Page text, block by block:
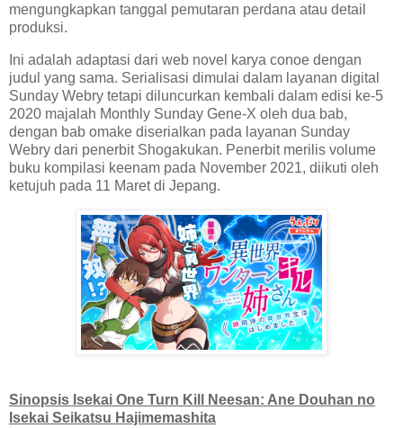
mengungkapkan tanggal pemutaran perdana atau detail
produksi.
Ini adalah adaptasi dari web novel karya conoe dengan
judul yang sama. Serialisasi dimulai dalam layanan digital
Sunday Webry tetapi diluncurkan kembali dalam edisi ke-5
2020 majalah Monthly Sunday Gene-X oleh dua bab,
dengan bab omake diserialkan pada layanan Sunday
Webry dari penerbit Shogakukan. Penerbit merilis volume
buku kompilasi keenam pada November 2021, diikuti oleh
ketujuh pada 11 Maret di Jepang.
Sinopsis Isekai One Turn Kill Neesan: Ane Douhan no
Isekai Seikatsu Hajimemashita